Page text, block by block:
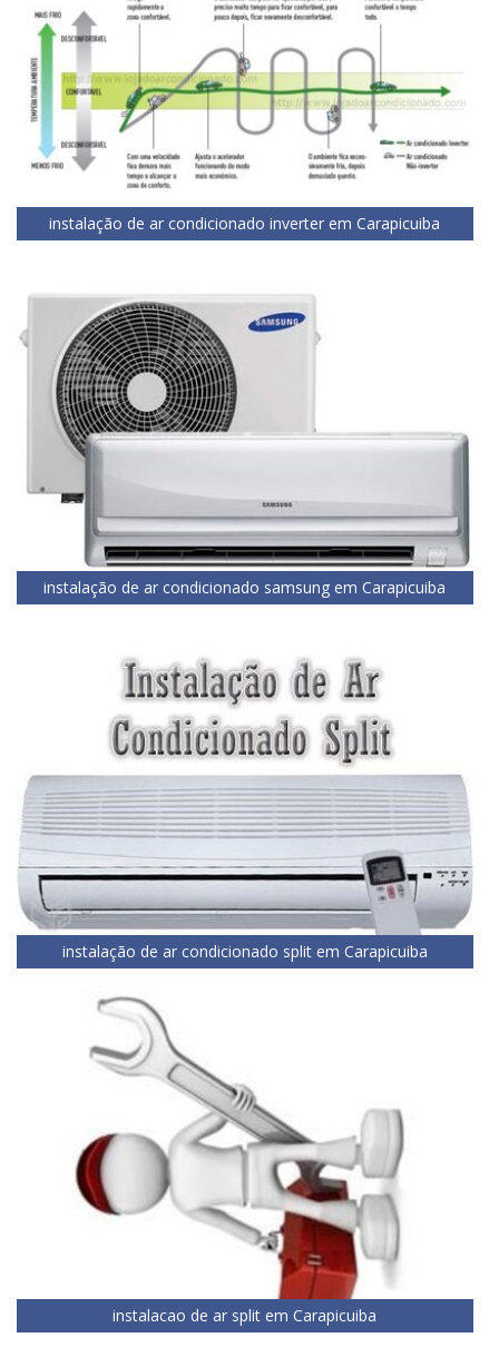
instalação de ar condicionado inverter em Carapicuiba
instalação de ar condicionado samsung em Carapicuiba
instalação de ar condicionado split em Carapicuiba
instalacao de ar split em Carapicuiba